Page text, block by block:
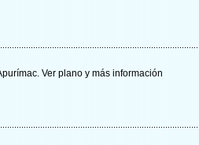
Ver plano y más información